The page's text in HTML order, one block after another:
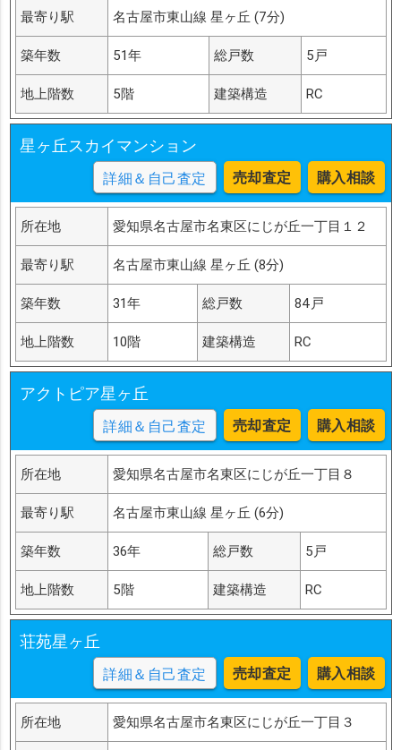
最寄り駅 名古屋市東山線 星ヶ丘 (7分)
築年数 51年 総戸数 5戸
地上階数 5階 建築構造 RC
星ヶ丘スカイマンション
詳細＆自己査定 売却査定 購入相談
所在地 愛知県名古屋市名東区にじが丘一丁目１２
最寄り駅 名古屋市東山線 星ヶ丘 (8分)
築年数 31年 総戸数 84戸
地上階数 10階 建築構造 RC
アクトピア星ヶ丘
詳細＆自己査定 売却査定 購入相談
所在地 愛知県名古屋市名東区にじが丘一丁目８
最寄り駅 名古屋市東山線 星ヶ丘 (6分)
築年数 36年 総戸数 5戸
地上階数 5階 建築構造 RC
荘苑星ヶ丘
詳細＆自己査定 売却査定 購入相談
所在地 愛知県名古屋市名東区にじが丘一丁目３